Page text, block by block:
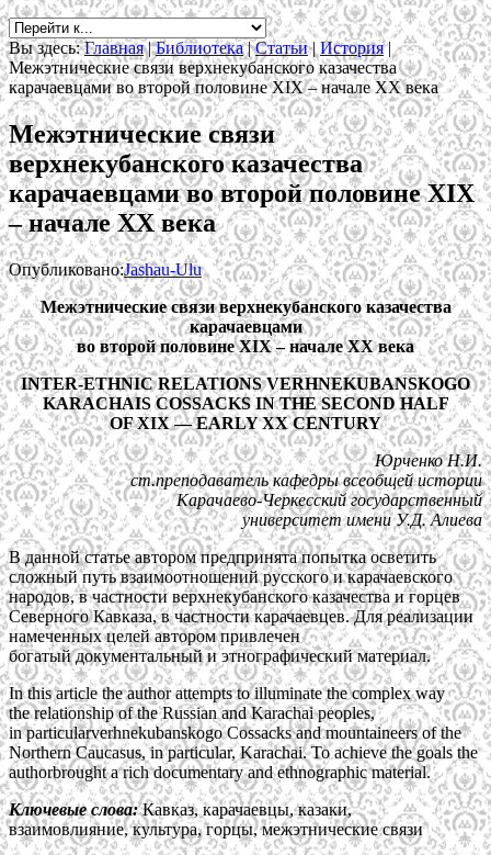
Вы здесь:Главная|Библиотека|Статьи| История|
Межэтнические связи верхнекубанского казачества
карачаевцами во второй половине XIX – начале XX века
Межэтнические связи
верхнекубанского казачества
карачаевцами во второй половине XIX
– начале XX века
Опубликовано:Jashau-Ulu
Межэтнические связи верхнекубанского казачества
карачаевцами
во второй половине XIX – начале XX века
INTER-ETHNIC RELATIONS VERHNEKUBANSKOGO
KARACHAIS COSSACKS IN THE SECOND HALF
OF XIX — EARLY XX CENTURY
Юрченко Н.И.
ст.преподаватель кафедры всеобщей истории
Карачаево-Черкесский государственный
университет имени У.Д. Алиева
В данной статье автором предпринята попытка осветить
сложный путь взаимоотношений русского и карачаевского
народов, в частности верхнекубанского казачества и горцев
Северного Кавказа, в частности карачаевцев. Для реализации
намеченных целей автором привлечен
богатый документальный и этнографический материал.
In this article the author attempts to illuminate the complex way
the relationship of the Russian and Karachai peoples,
in particularverhnekubanskogo Cossacks and mountaineers of the
Northern Caucasus, in particular, Karachai. To achieve the goals the
authorbrought a rich documentary and ethnographic material.
Ключевые слова:Кавказ, карачаевцы, казаки,
взаимовлияние, культура, горцы, межэтнические связи